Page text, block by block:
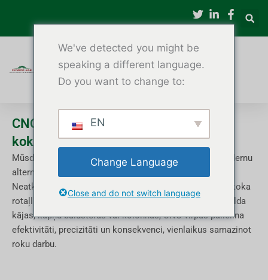
saturu
CNC koka virpas mēbelēm un
kokapstrādei
Mūsdienu kokapstrādē CNC koka virpas nodrošina modernu
alternatīvu tradicionālajām manuālajām virpām.
Neatkarīgi no tā, vai esat hobijs, kas izgatavo unikālas koka
rotaļlietas, vai mēbeļu ražotājs, kas ražo dekoratīvas galda
kājas, kāpņu balusterus vai kolonnas, CNC virpas palielina
efektivitāti, precizitāti un konsekvenci, vienlaikus samazinot
roku darbu.
We've detected you might be
speaking a different language.
Do you want to change to:
EN
Change Language
Close and do not switch language